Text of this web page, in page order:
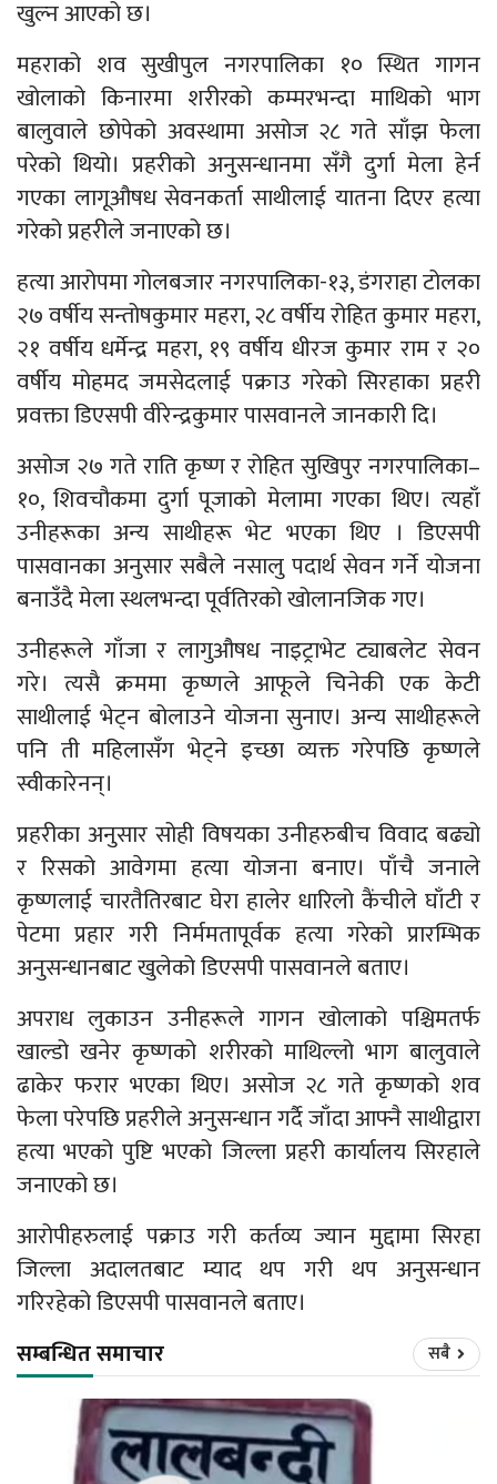
खुल्न आएको छ।
महराको शव सुखीपुल नगरपालिका १० स्थित गागन
खोलाको किनारमा शरीरको कम्मरभन्दा माथिको भाग
बालुवाले छोपेको अवस्थामा असोज २८ गते साँझ फेला
परेको थियो। प्रहरीको अनुसन्धानमा सँगै दुर्गा मेला हेर्न
गएका लागूऔषध सेवनकर्ता साथीलाई यातना दिएर हत्या
गरेको प्रहरीले जनाएको छ।
हत्या आरोपमा गोलबजार नगरपालिका-१३, डंगराहा टोलका
२७ वर्षीय सन्तोषकुमार महरा, २८ वर्षीय रोहित कुमार महरा,
२१ वर्षीय धर्मेन्द्र महरा, १९ वर्षीय धीरज कुमार राम र २०
वर्षीय मोहमद जमसेदलाई पक्राउ गरेको सिरहाका प्रहरी
प्रवक्ता डिएसपी वीरेन्द्रकुमार पासवानले जानकारी दि।
असोज २७ गते राति कृष्ण र रोहित सुखिपुर नगरपालिका–
१०, शिवचौकमा दुर्गा पूजाको मेलामा गएका थिए। त्यहाँ
उनीहरूका अन्य साथीहरू भेट भएका थिए । डिएसपी
पासवानका अनुसार सबैले नसालु पदार्थ सेवन गर्ने योजना
बनाउँदै मेला स्थलभन्दा पूर्वतिरको खोलानजिक गए।
उनीहरूले गाँजा र लागुऔषध नाइट्राभेट ट्याबलेट सेवन
गरे। त्यसै क्रममा कृष्णले आफूले चिनेकी एक केटी
साथीलाई भेट्न बोलाउने योजना सुनाए। अन्य साथीहरूले
पनि ती महिलासँग भेट्ने इच्छा व्यक्त गरेपछि कृष्णले
स्वीकारेनन्।
प्रहरीका अनुसार सोही विषयका उनीहरुबीच विवाद बढ्यो
र रिसको आवेगमा हत्या योजना बनाए। पाँचै जनाले
कृष्णलाई चारतैतिरबाट घेरा हालेर धारिलो कैंचीले घाँटी र
पेटमा प्रहार गरी निर्ममतापूर्वक हत्या गरेको प्रारम्भिक
अनुसन्धानबाट खुलेको डिएसपी पासवानले बताए।
अपराध लुकाउन उनीहरूले गागन खोलाको पश्चिमतर्फ
खाल्डो खनेर कृष्णको शरीरको माथिल्लो भाग बालुवाले
ढाकेर फरार भएका थिए। असोज २८ गते कृष्णको शव
फेला परेपछि प्रहरीले अनुसन्धान गर्दै जाँदा आफ्नै साथीद्वारा
हत्या भएको पुष्टि भएको जिल्ला प्रहरी कार्यालय सिरहाले
जनाएको छ।
आरोपीहरुलाई पक्राउ गरी कर्तव्य ज्यान मुद्दामा सिरहा
जिल्ला अदालतबाट म्याद थप गरी थप अनुसन्धान
गरिरहेको डिएसपी पासवानले बताए।
सम्बन्धित समाचार सबै